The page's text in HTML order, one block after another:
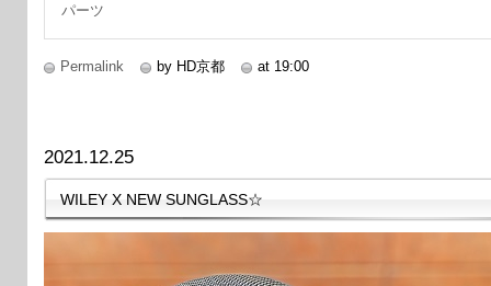
パーツ
Permalink by HD京都 at 19:00
2021.12.25
WILEY X NEW SUNGLASS☆